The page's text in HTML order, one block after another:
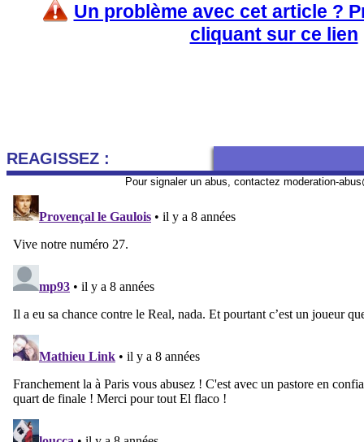
Un problème avec cet article ?
cliquant sur ce lien
REAGISSEZ :
Pour signaler un abus, contactez moderation-